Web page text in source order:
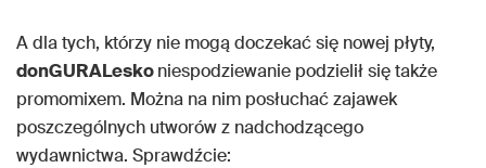
A dla tych, którzy nie mogą doczekać się nowej płyty,
donGURALeskoniespodziewanie podzielił się także
promomixem. Można na nim posłuchać zajawek
poszczególnych utworów z nadchodzącego
wydawnictwa. Sprawdźcie: